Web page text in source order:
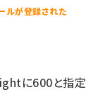
ルが登録された
に600と指定